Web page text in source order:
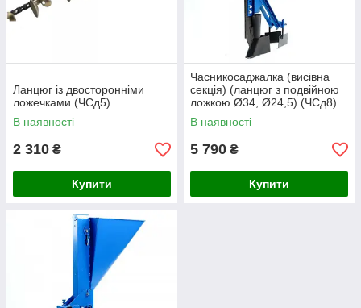
Ланцюг із двосторонніми
ложечками (ЧСд5)
В наявності
2 310 ₴
Купити
Часникосаджалка (висівна
секція) (ланцюг з подвійною
ложкою Ø34, Ø24,5) (ЧСд8)
В наявності
5 790 ₴
Купити